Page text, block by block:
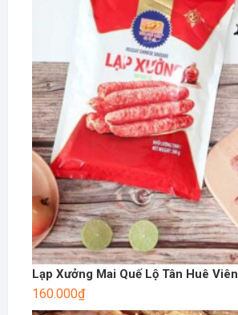
Lạp Xưởng Mai Quế Lộ Tân Huê Viên
160.000₫